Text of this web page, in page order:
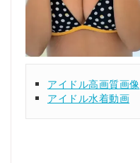
アイドル高画質画像
アイドル水着動画